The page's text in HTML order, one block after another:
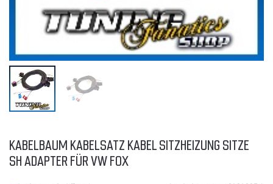
KABELBAUM KABELSATZ KABEL SITZHEIZUNG SITZE
SH ADAPTER FÜR VW FOX